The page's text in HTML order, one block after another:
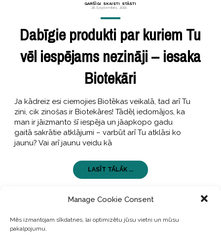
Manage Cookie Consent
Mēs izmantojam sīkdatnes, lai optimizētu jūsu vietni un mūsu
pakalpojumu.
GARŠĪGI SKAISTI STĀSTI
28 Septembris, 2018
Dabīgie produkti par kuriem Tu
vēl iespējams nezināji – iesaka
Biotekāri
Ja kādreiz esi ciemojies Biotēkas veikalā, tad arī Tu
zini, cik zinošas ir Biotekāres! Tādēļ iedomājos, ka
man ir jāizmanto šī iespēja un jāapkopo gadu
gaitā sakrātie atklājumi – varbūt arī Tu atklāsi ko
jaunu? Vai arī jaunu veidu kā
LASĪT TĀLĀK ...